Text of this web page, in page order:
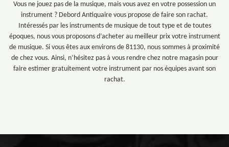
Vous ne jouez pas de la musique, mais vous avez en votre possession un
instrument ? Debord Antiquaire vous propose de faire son rachat.
Intéressés par les instruments de musique de tout type et de toutes
époques, nous vous proposons d’acheter au meilleur prix votre instrument
de musique. Si vous êtes aux environs de 81130, nous sommes à proximité
de chez vous. Ainsi, n’hésitez pas à vous rendre chez notre magasin pour
faire estimer gratuitement votre instrument par nos équipes avant son
rachat.